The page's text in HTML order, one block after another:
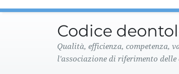
Codice
Qualità, efficienza, competenza,
l'associazione di riferimento